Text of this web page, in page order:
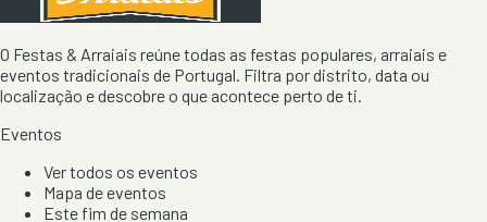
O Festas & Arraiais reúne todas as festas populares, arraiais e
eventos tradicionais de Portugal. Filtra por distrito, data ou
localização e descobre o que acontece perto de ti.
Eventos
Ver todos os eventos
Mapa de eventos
Este fim de semana